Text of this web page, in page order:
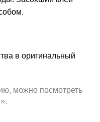
в оригинальный
можно посмотреть